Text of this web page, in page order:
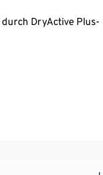
DryActive Plus-